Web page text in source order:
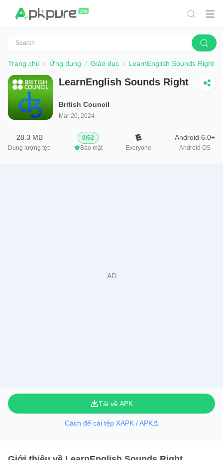
Trang chủ Ứng dụng Giáo dục LearnEnglish Sounds Right
LearnEnglish Sounds Right
British Council
Mar 20, 2024
28.3 MB
Dung lượng tệp
0/52
Bảo mật
Everyone
Android 6.0+
Android OS
Tải về APK
Cách để cài tệp XAPK / APK